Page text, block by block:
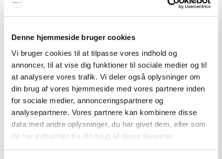
Denne hjemmeside bruger cookies
Vi bruger cookies til at tilpasse vores indhold og
annoncer, til at vise dig funktioner til sociale medier og til
at analysere vores trafik. Vi deler også oplysninger om
din brug af vores hjemmeside med vores partnere inden
for sociale medier, annonceringspartnere og
analysepartnere. Vores partnere kan kombinere disse
data med andre oplysninger, du har givet dem, eller som
de har indsamlet fra din brug af deres tjenester.